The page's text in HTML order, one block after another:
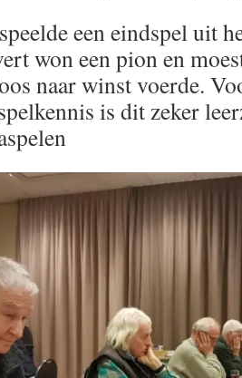
een eindspel uit
won een pion en
naar winst voerde.
is dit zeker